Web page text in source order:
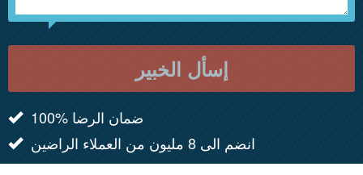
إسأل الخبير
100% ضمان الرضا
انضم الى 8 مليون من العملاء الراضين